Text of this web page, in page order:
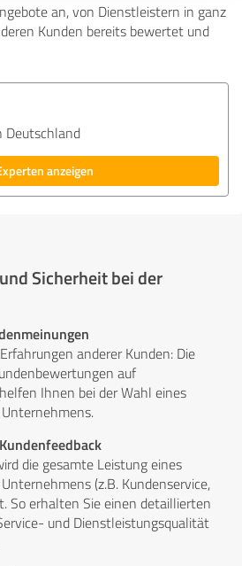
an, von Dienstleistern in ganz
Kunden bereits bewertet und
Deutschland
anzeigen
Sicherheit bei der
anderer Kunden: Die
auf
Ihnen bei der Wahl eines
die gesamte Leistung eines
(z.B. Kundenservice,
So erhalten Sie einen detaillierten
und Dienstleistungsqualität